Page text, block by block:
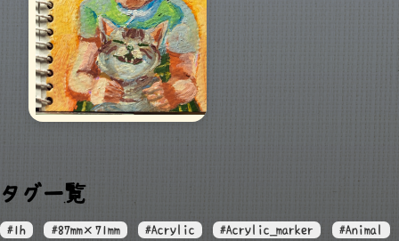
タグ一覧
#1h #87mm×71mm #Acrylic #Acrylic_marker
#Animal